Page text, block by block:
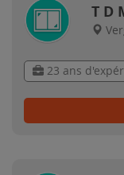
T D
23 ans